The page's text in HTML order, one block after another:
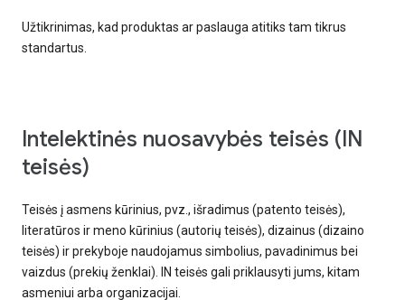
Užtikrinimas, kad produktas ar paslauga atitiks tam tikrus
standartus.
intelektinės nuosavybės teisės (IN
teisės)
Teisės į asmens kūrinius, pvz., išradimus (patento teisės),
literatūros ir meno kūrinius (autorių teisės), dizainus (dizaino
teisės) ir prekyboje naudojamus simbolius, pavadinimus bei
vaizdus (prekių ženklai). IN teisės gali priklausyti jums, kitam
asmeniui arba organizacijai.